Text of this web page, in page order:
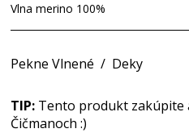
Vlna merino 100%
Pekne Vlnené / Deky
TIP: Tento produkt zakúpite
Čičmanoch :)